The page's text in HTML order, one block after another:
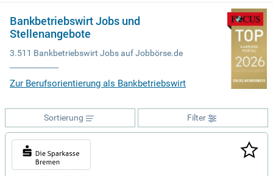
Bankbetriebswirt Jobs und
Stellenangebote
3.511 Bankbetriebswirt Jobs auf Jobbörse.de
Zur Berufsorientierung als Bankbetriebswirt
Filter
Sortierung